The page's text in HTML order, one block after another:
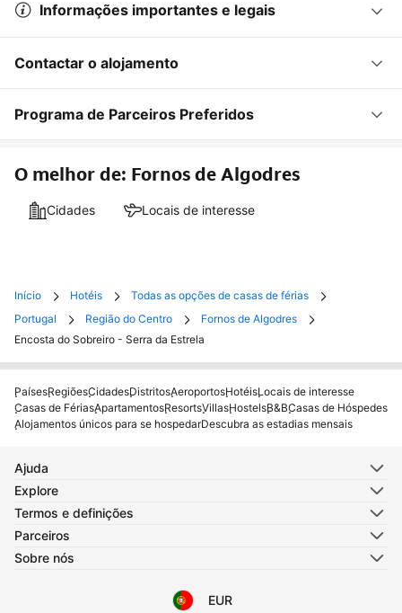
Informações importantes e legais
Contactar o alojamento
Programa de Parceiros Preferidos
O melhor de: Fornos de Algodres
Cidades Locais de interesse
Início Hotéis
Todas as opções de casas de férias
Portugal
Região do Centro
Fornos de Algodres
Encosta do Sobreiro - Serra da Estrela
PaísesRegiõesCidadesDistritosAeroportosHotéisLocais de interesse
Casas de FériasApartamentosResortsVillasHostelsB&BCasas de Hóspedes
Alojamentos únicos para se hospedarDescubra as estadias mensais
Ajuda
Explore
Termos e definições
Parceiros
Sobre nós
Selecione o seu idioma
EUR
Selecione a sua moeda